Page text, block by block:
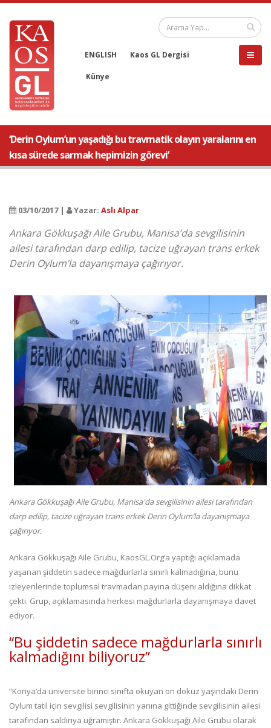
ENGLISH Kaos GL Dergisi
Künye
‘Derin Oylum’un yaşadığı bu travmatik olayın yaralarını en
kısa sürede sarmak hepimizin görevi’
03/10/2017 | Yazar: Aslı Alpar
Ankara Gökkuşağı Aile Grubu, Manisa’da sevgilisinin
ailesi tarafından darp edilip, tacize uğrayan trans erkek
Derin Oylum’la dayanışmaya çağırıyor.
Ankara Gökkuşağı Aile Grubu, Manisa'da sevgilisinin ailesi tarafından
darp edilip, tacize uğrayan trans erkek Derin Oylum’la dayanışmaya
çağırıyor.
Ankara Gökkuşağı Aile Grubu, KaosGL.Org’a yaptığı açıklamada
yaşanan şiddetin sadece mağdurlarla sınırlı kalmadığına, bunu
izleyenlerinde toplumsal travmadan payına düşeni aldığına dikkat
çekti. Grup, açıklamasında herkesi mağdurlarla dayanışmaya davet
ediyor.
“Bu şiddetin sadece mağdurlarla sınırlı
kalmadığını biliyoruz”
“Konya’da üniversite birinci sınıfta okuyan on dokuz yaşındaki Derin
Oylum tatil için sevgilisi sevgilisinin yanına gittiğinde sevgilisinin ailesi
tarafından saldırıya uğramıştır. Ankara Gökkuşağı Aile Grubu olarak